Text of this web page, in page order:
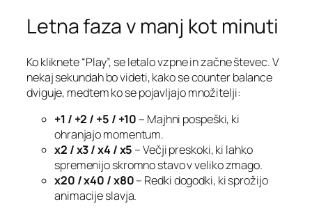
Letna faza v manj kot minuti
Ko kliknete “Play”, se letalo vzpne in začne števec. V
nekaj sekundah bo videti, kako se counter balance
dviguje, medtem ko se pojavljajo množitelji:
+1 / +2 / +5 / +10 – Majhni pospeški, ki
ohranjajo momentum.
x2 / x3 / x4 / x5 – Večji preskoki, ki lahko
spremenijo skromno stavo v veliko zmago.
x20 / x40 / x80– Redki dogodki, ki sprožijo
animacije slavja.